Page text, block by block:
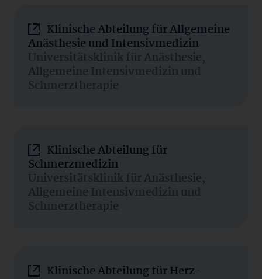
Klinische Abteilung für Allgemeine
Anästhesie und Intensivmedizin
Universitätsklinik für Anästhesie,
Allgemeine Intensivmedizin und
Schmerztherapie
Klinische Abteilung für
Schmerzmedizin
Universitätsklinik für Anästhesie,
Allgemeine Intensivmedizin und
Schmerztherapie
Klinische Abteilung für Herz-